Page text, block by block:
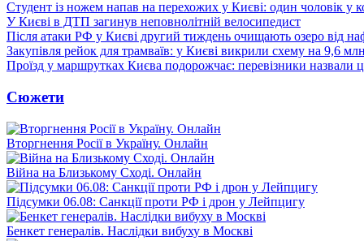
Студент із ножем напав на перехожих у Києві: один чоловік у
У Києві в ДТП загинув неповнолітній велосипедист
Після атаки РФ у Києві другий тиждень очищають озеро від
Закупівля рейок для трамваїв: у Києві викрили схему на 9,6
Проїзд у маршрутках Києва подорожчає: перевізники назвали
Сюжети
Вторгнення Росії в Україну. Онлайн
Війна на Близькому Сході. Онлайн
Підсумки 06.08: Санкції проти РФ і дрон у Лейпцигу
Бенкет генералів. Наслідки вибуху в Москві